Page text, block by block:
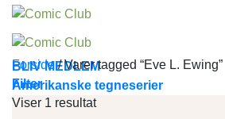
Skip
content
BLIV MEDLEM
Amerikanske tegneserier
Forside /Varer tagged “Eve L. Ewing”
Filter
Viser 1 resultat